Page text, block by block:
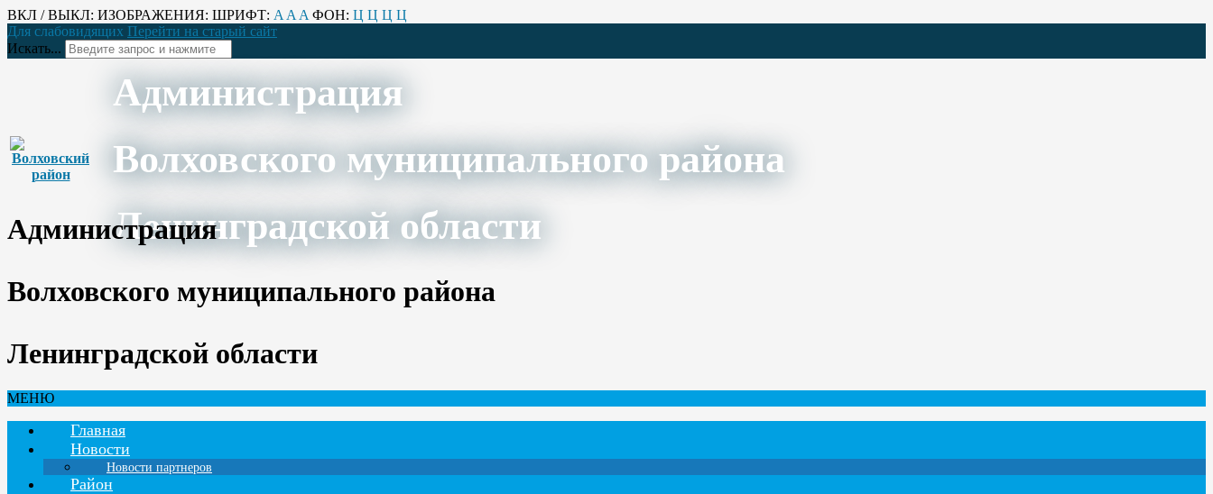
ВКЛ / ВЫКЛ: ИЗОБРАЖЕНИЯ: ШРИФТ: A A A ФОН: Ц Ц Ц Ц
Для слабовидящих Перейти на старый сайт
Искать...
Администрация
Волховского муниципального района
Ленинградской области
Администрация
Волховского муниципального района
Ленинградской области
МЕНЮ
Главная
Новости
Новости партнеров
Район